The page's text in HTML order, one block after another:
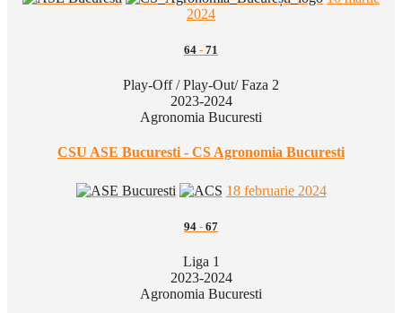
2024
64 - 71
Play-Off / Play-Out/ Faza 2
2023-2024
Agronomia Bucuresti
CSU ASE Bucuresti - CS Agronomia Bucuresti
18 februarie 2024
94 - 67
Liga 1
2023-2024
Agronomia Bucuresti